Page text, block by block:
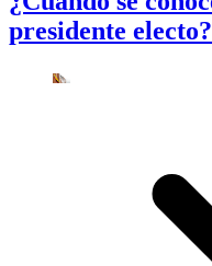
presidente